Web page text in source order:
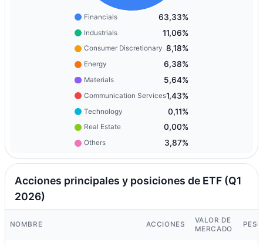
Financials 63,33%
Industrials 11,06%
Consumer Discretionary 8,18%
Energy 6,38%
Materials 5,64%
Communication Services1,43%
Technology 0,11%
Real Estate 0,00%
Others 3,87%
Acciones principales y posiciones de ETF (Q1
2026)
NOMBRE ACCIONES
VALOR DE
MERCADO
PESO